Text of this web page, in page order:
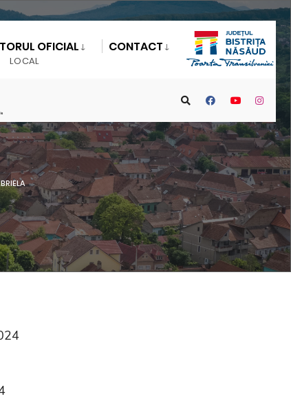
OFICIAL
LOCAL
CONTACT